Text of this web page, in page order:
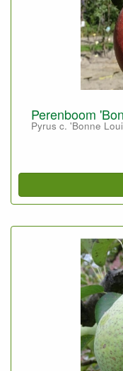
Perenboom
Pyrus c. 'Bonne